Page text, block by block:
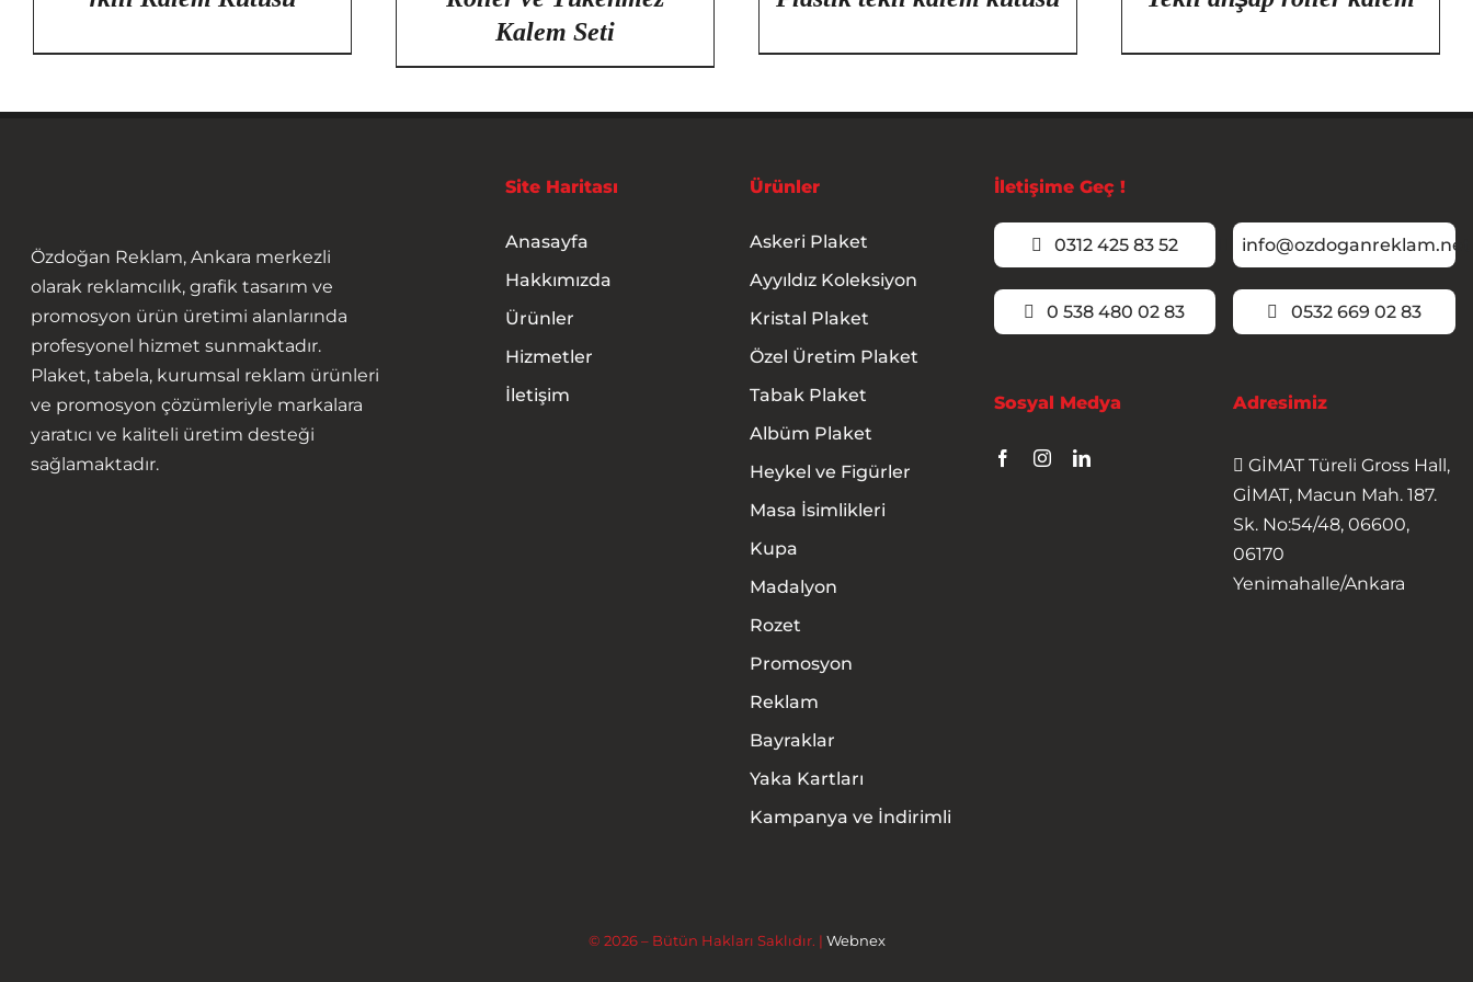
Kalem Seti
Özdoğan Reklam, Ankara merkezli
olarak reklamcılık, grafik tasarım ve
promosyon ürün üretimi alanlarında
profesyonel hizmet sunmaktadır.
Plaket, tabela, kurumsal reklam ürünleri
ve promosyon çözümleriyle markalara
yaratıcı ve kaliteli üretim desteği
sağlamaktadır.
Site Haritası
Anasayfa
Hakkımızda
Ürünler
Hizmetler
İletişim
Ürünler
Askeri Plaket
Ayyıldız Koleksiyon
Kristal Plaket
Özel Üretim Plaket
Tabak Plaket
Albüm Plaket
Heykel ve Figürler
Masa İsimlikleri
Kupa
Madalyon
Rozet
Promosyon
Reklam
Bayraklar
Yaka Kartları
Kampanya ve İndirimli
İletişime Geç !
0312 425 83 52 info@ozdoganreklam.net
0 538 480 02 83 0532 669 02 83
Sosyal Medya Adresimiz
GİMAT Türeli Gross Hall,
GİMAT, Macun Mah. 187.
Sk. No:54/48, 06600,
06170
Yenimahalle/Ankara
© 2026 – Bütün Hakları Saklıdır. | Webnex
Anasayfa
Hakkımızda
Ürünler